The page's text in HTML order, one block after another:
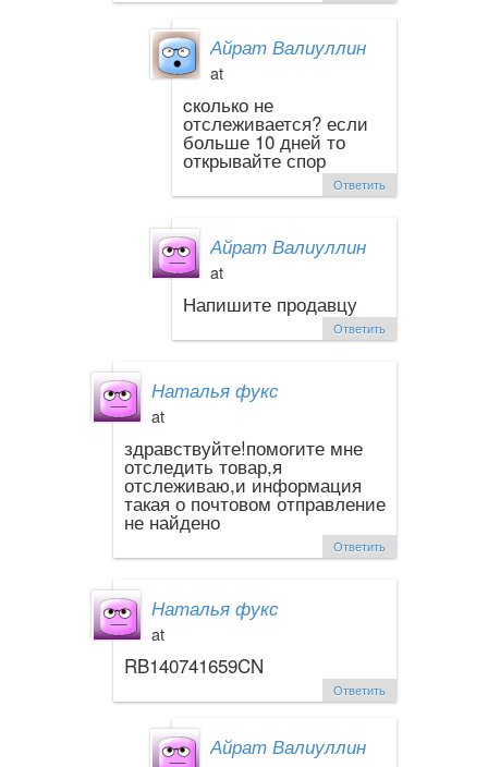
Айрат Валиуллин
at
cколько не
отслеживается? если
больше 10 дней то
открывайте спор
Ответить
Айрат Валиуллин
at
Напишите продавцу
Ответить
Наталья фукс
at
здравствуйте!помогите мне
отследить товар,я
отслеживаю,и информация
такая о почтовом отправление
не найдено
Ответить
Наталья фукс
at
RB140741659CN
Ответить
Айрат Валиуллин